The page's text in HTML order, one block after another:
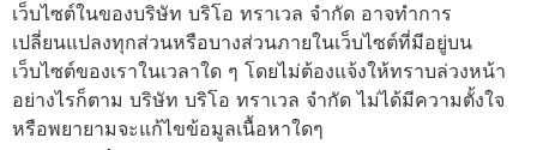
เว็บไซต์ในของบริษัท บริโอ ทราเวล จำกัด อาจทำการ
เปลี่ยนแปลงทุกส่วนหรือบางส่วนภายในเว็บไซต์ที่มีอยู่บน
เว็บไซต์ของเราในเวลาใด ๆ โดยไม่ต้องแจ้งให้ทราบล่วงหน้า
อย่างไรก็ตาม บริษัท บริโอ ทราเวล จำกัด ไม่ได้มีความตั้งใจ
หรือพยายามจะแก้ไขข้อมูลเนื้อหาใดๆ